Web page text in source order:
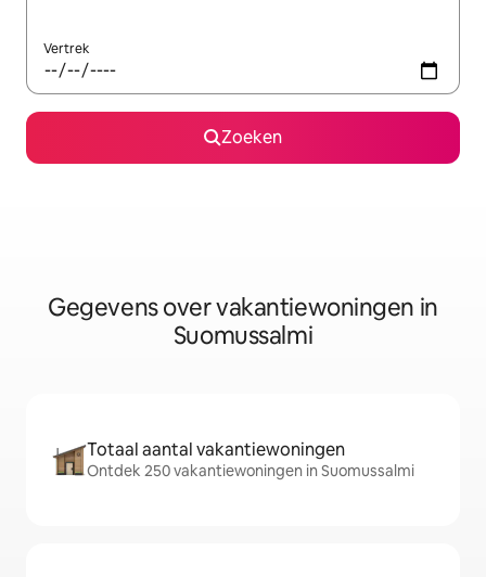
Vertrek
Zoeken
Gegevens over vakantiewoningen in
Suomussalmi
Totaal aantal vakantiewoningen
Ontdek 250 vakantiewoningen in Suomussalmi